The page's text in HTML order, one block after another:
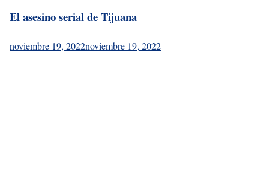
El asesino serial de Tijuana
noviembre 19, 2022noviembre 19, 2022